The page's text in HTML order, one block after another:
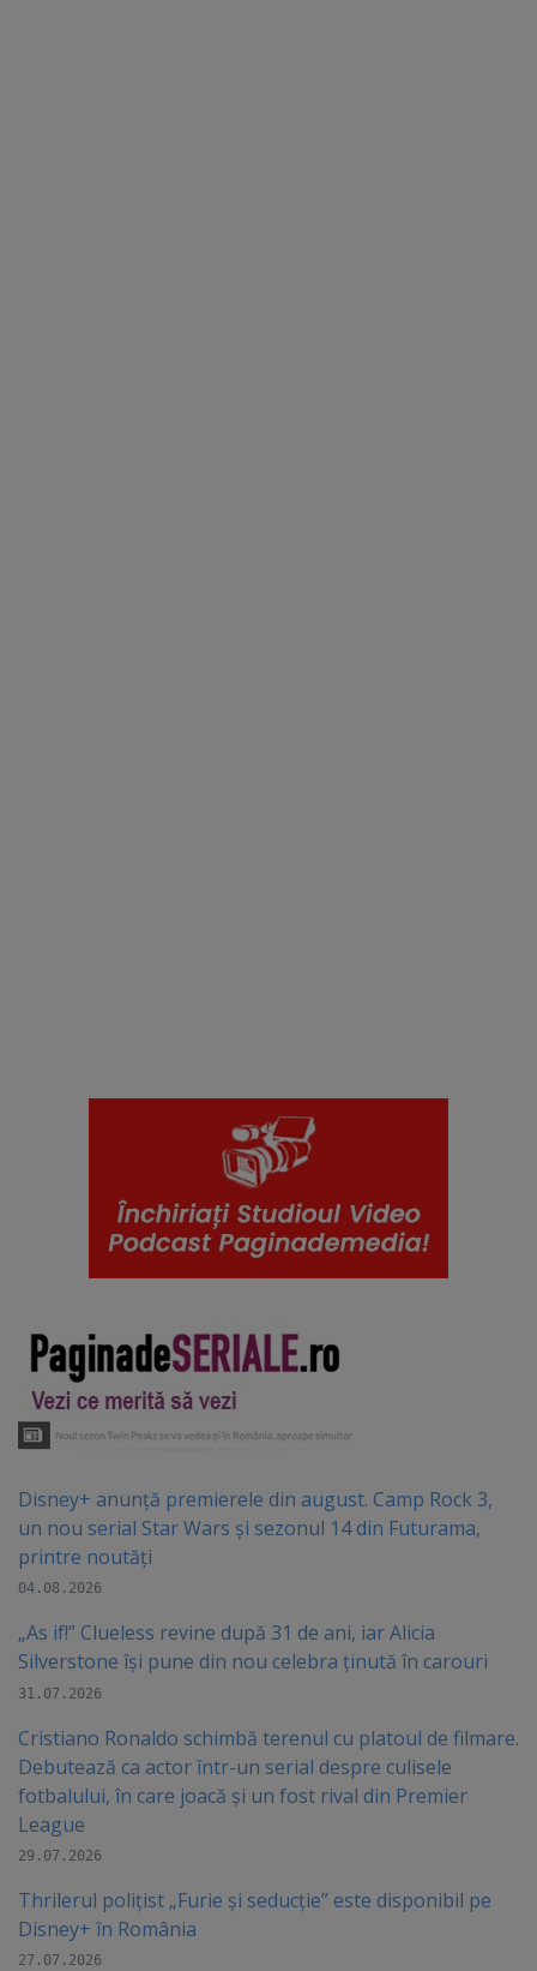
Disney+ anunță premierele din august. Camp Rock 3,
un nou serial Star Wars și sezonul 14 din Futurama,
printre noutăți
04.08.2026
„As if!” Clueless revine după 31 de ani, iar Alicia
Silverstone își pune din nou celebra ținută în carouri
31.07.2026
Cristiano Ronaldo schimbă terenul cu platoul de filmare.
Debutează ca actor într-un serial despre culisele
fotbalului, în care joacă şi un fost rival din Premier
League
29.07.2026
Thrilerul polițist „Furie și seducție” este disponibil pe
Disney+ în România
27.07.2026